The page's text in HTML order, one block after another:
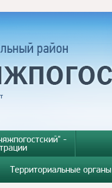
-
Территориальные органы